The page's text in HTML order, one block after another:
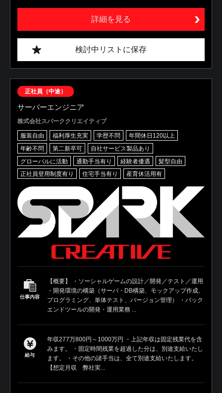
詳細を見る
検討中リストに保存
正社員（中途）
サーバーエンジニア
株式会社スパーククリエイティブ
服装自由 福利厚生充実 学歴不問
年間休日120以上
年齢不問
第二新卒可
自社サービス製品あり
グローバルに活動
通勤手当有り 経験者優遇
髪型自由
正社員登用制度有り
住宅手当有り 産育休活用有
仕事内容
【概要】 ・ソーシャルゲームの設計／開発／テスト／運用
・開発環境の構築（サーバ・DB構築、モックアップ作成、
プログラミング、単体テスト、バージョン管理） ・バック
エンドツールの開発・運用業務 ...
給与
年収277万800円～1000万円 ・上記年収は固定残業代を含
みます。 ・固定時間残業を超過した分は、別途支給いたし
ます。 ・その他の諸手当は、全て別途支給いたします。
【想定月収 弊社実...